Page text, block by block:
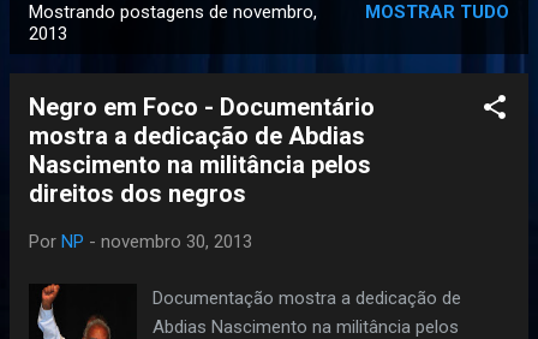
o
Mostrando postagens de novembro,
2013
MOSTRAR TUDO
Negro em Foco - Documentário
mostra a dedicação de Abdias
Nascimento na militância pelos
direitos dos negros
Por NP - novembro 30, 2013
Documentação mostra a dedicação de
Abdias Nascimento na militância pelos